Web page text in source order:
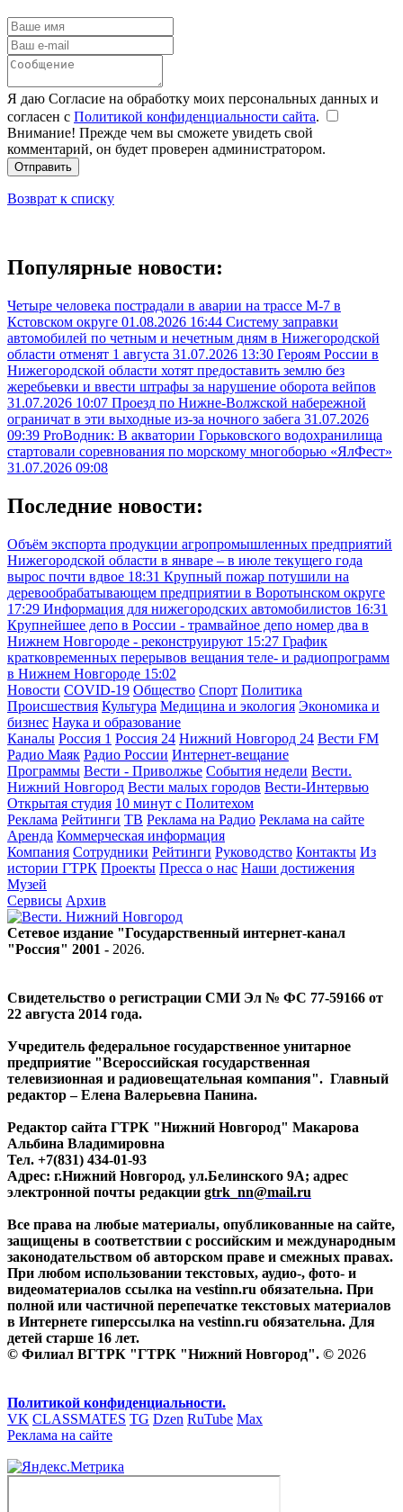
Я даю Согласие на обработку моих персональных данных и
согласен с Политикой конфиденциальности сайта.
Внимание! Прежде чем вы сможете увидеть свой
комментарий, он будет проверен администратором.
Отправить
Возврат к списку
Популярные новости:
Четыре человека пострадали в аварии на трассе М-7 в
Кстовском округе 01.08.2026 16:44 Систему заправки
автомобилей по четным и нечетным дням в Нижегородской
области отменят 1 августа 31.07.2026 13:30 Героям России в
Нижегородской области хотят предоставить землю без
жеребьевки и ввести штрафы за нарушение оборота вейпов
31.07.2026 10:07 Проезд по Нижне-Волжской набережной
ограничат в эти выходные из-за ночного забега 31.07.2026
09:39 ProВодник: В акватории Горьковского водохранилища
стартовали соревнования по морскому многоборью «ЯлФест»
31.07.2026 09:08
Последние новости:
Объём экспорта продукции агропромышленных предприятий
Нижегородской области в январе – в июле текущего года
вырос почти вдвое 18:31 Крупный пожар потушили на
деревообрабатывающем предприятии в Воротынском округе
17:29 Информация для нижегородских автомобилистов 16:31
Крупнейшее депо в России - трамвайное депо номер два в
Нижнем Новгороде - реконструируют 15:27 График
кратковременных перерывов вещания теле- и радиопрограмм
в Нижнем Новгороде 15:02
Новости COVID-19 Общество Спорт Политика
Происшествия Культура Медицина и экология Экономика и
бизнес Наука и образование
Каналы Россия 1 Россия 24 Нижний Новгород 24 Вести FM
Радио Маяк Радио России Интернет-вещание
Программы Вести - Приволжье События недели Вести.
Нижний Новгород Вести малых городов Вести-Интервью
Открытая студия 10 минут с Политехом
Реклама Рейтинги ТВ Реклама на Радио Реклама на сайте
Аренда Коммерческая информация
Компания Сотрудники Рейтинги Руководство Контакты Из
истории ГТРК Проекты Пресса о нас Наши достижения
Музей
Сервисы Архив
Сетевое издание "Государственный интернет-канал
"Россия" 2001 - 2026.
Свидетельство о регистрации СМИ Эл № ФС 77-59166 от
22 августа 2014 года.
Учредитель федеральное государственное унитарное
предприятие "Всероссийская государственная
телевизионная и радиовещательная компания". Главный
редактор – Елена Валерьевна Панина.
Редактор сайта ГТРК "Нижний Новгород" Макарова
Альбина Владимировна
Тел. +7(831) 434-01-93
Адрес: г.Нижний Новгород, ул.Белинского 9А; адрес
электронной почты редакции gtrk_nn@mail.ru
Все права на любые материалы, опубликованные на сайте,
защищены в соответствии с российским и международным
законодательством об авторском праве и смежных правах.
При любом использовании текстовых, аудио-, фото- и
видеоматериалов ссылка на vestinn.ru обязательна. При
полной или частичной перепечатке текстовых материалов
в Интернете гиперссылка на vestinn.ru обязательна. Для
детей старше 16 лет.
© Филиал ВГТРК "ГТРК "Нижний Новгород". © 2026
Политикой конфиденциальности.
VK CLASSMATES TG Dzen RuTube Max
Реклама на сайте